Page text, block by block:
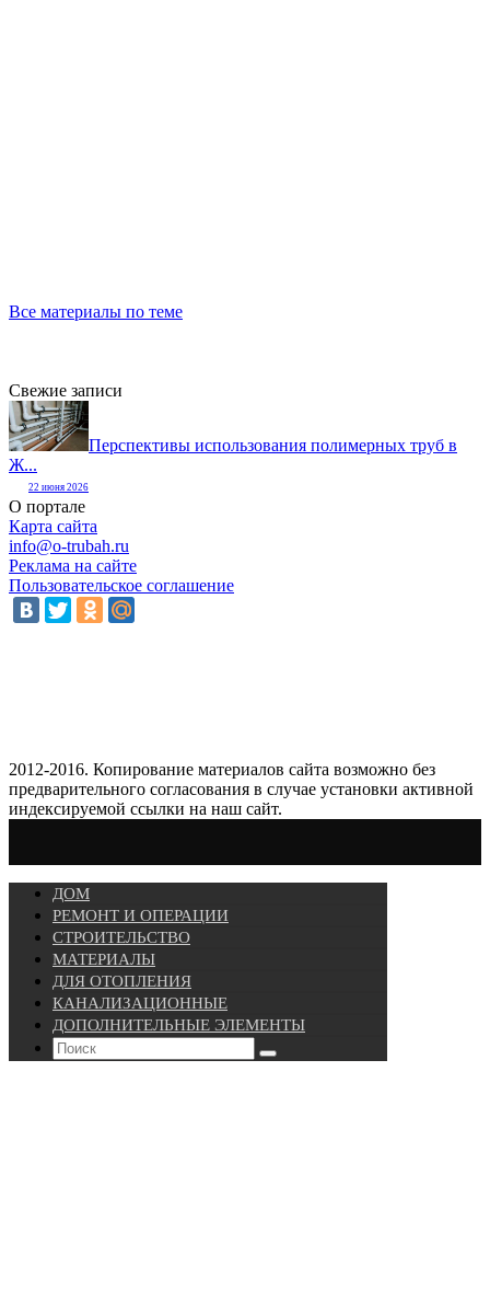
Все материалы по теме
Свежие записи
Перспективы использования полимерных труб в
Ж...
22 июня 2026
О портале
Карта сайта
info@o-trubah.ru
Реклама на сайте
Пользовательское соглашение
2012-2016. Копирование материалов сайта возможно без
предварительного согласования в случае установки активной
индексируемой ссылки на наш сайт.
ДОМ
РЕМОНТ И ОПЕРАЦИИ
СТРОИТЕЛЬСТВО
МАТЕРИАЛЫ
ДЛЯ ОТОПЛЕНИЯ
КАНАЛИЗАЦИОННЫЕ
ДОПОЛНИТЕЛЬНЫЕ ЭЛЕМЕНТЫ